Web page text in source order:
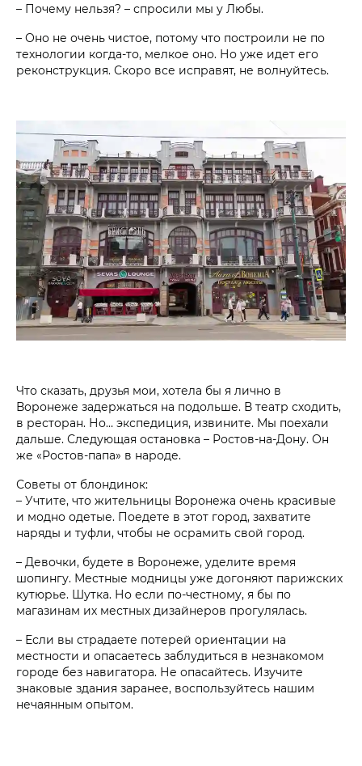
– Почему нельзя? – спросили мы у Любы.
– Оно не очень чистое, потому что построили не по
технологии когда-то, мелкое оно. Но уже идет его
реконструкция. Скоро все исправят, не волнуйтесь.
Что сказать, друзья мои, хотела бы я лично в
Воронеже задержаться на подольше. В театр сходить,
в ресторан. Но… экспедиция, извините. Мы поехали
дальше. Следующая остановка – Ростов-на-Дону. Он
же «Ростов-папа» в народе.
Советы от блондинок:
– Учтите, что жительницы Воронежа очень красивые
и модно одетые. Поедете в этот город, захватите
наряды и туфли, чтобы не осрамить свой город.
– Девочки, будете в Воронеже, уделите время
шопингу. Местные модницы уже догоняют парижских
кутюрье. Шутка. Но если по-честному, я бы по
магазинам их местных дизайнеров прогулялась.
– Если вы страдаете потерей ориентации на
местности и опасаетесь заблудиться в незнакомом
городе без навигатора. Не опасайтесь. Изучите
знаковые здания заранее, воспользуйтесь нашим
нечаянным опытом.